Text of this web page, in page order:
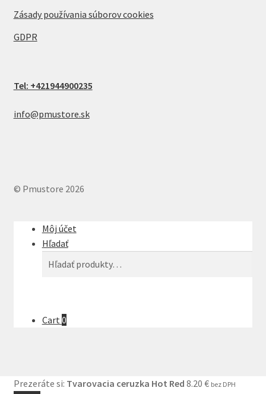
Zásady používania súborov cookies
GDPR
Tel: +421944900235
info@pmustore.sk
© Pmustore 2026
Môj účet
Hľadať
Cart 0
Prezeráte si: Tvarovacia ceruzka Hot Red 8.20 € bez DPH